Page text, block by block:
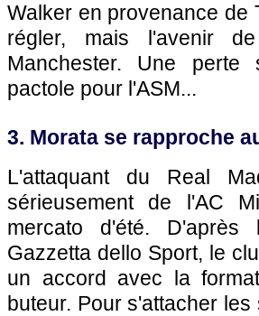
Walker en provenance de
régler, mais l'avenir
Manchester. Une
pactole pour l'ASM...
3. Morata se rapproche
L'attaquant du Real
sérieusement de l'AC
mercato d'été.
Gazzetta dello Sport, le
un accord avec la
buteur. Pour s'attacher